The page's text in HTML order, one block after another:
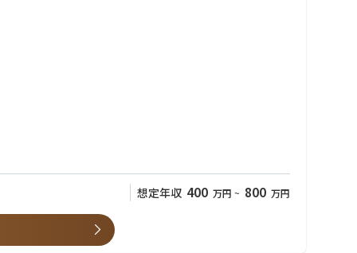
上限として費用を援助します。
ます。
想定年収 400 万円 ~ 800 万円